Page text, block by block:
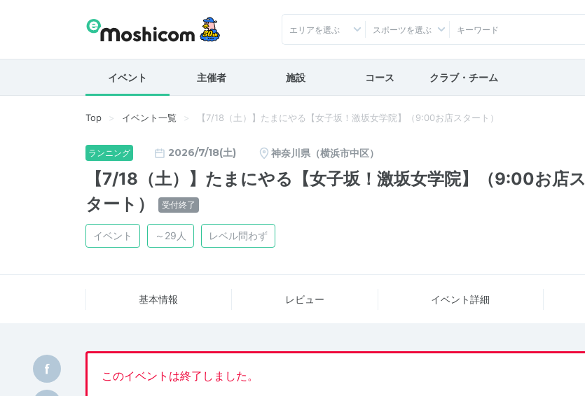
エリアを選ぶ スポーツを選ぶ
イベント 主催者 施設 コース クラブ・チーム
Top イベント一覧 【7/18（土）】たまにやる【女子坂！激坂女学院】（9:00お店スタート）
ランニング 2026/7/18(土) 神奈川県（横浜市中区）
【7/18（土）】たまにやる【女子坂！激坂女学院】（9:00お店ス
タート）
受付終了
イベント ～29人 レベル問わず
基本情報 レビュー イベント詳細
このイベントは終了しました。